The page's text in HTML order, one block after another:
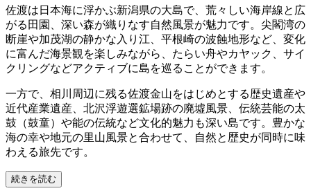
佐渡は日本海に浮かぶ新潟県の大島で、荒々しい海岸線と広
がる田園、深い森が織りなす自然風景が魅力です。尖閣湾の
断崖や加茂湖の静かな入り江、平根崎の波蝕地形など、変化
に富んだ海景観を楽しみながら、たらい舟やカヤック、サイ
クリングなどアクティブに島を巡ることができます。
一方で、相川周辺に残る佐渡金山をはじめとする歴史遺産や
近代産業遺産、北沢浮遊選鉱場跡の廃墟風景、伝統芸能の太
鼓（鼓童）や能の伝統など文化的魅力も深い島です。豊かな
海の幸や地元の里山風景と合わせて、自然と歴史が同時に味
わえる旅先です。
続きを読む